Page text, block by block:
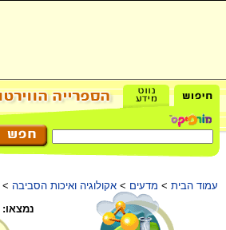
עמוד הבית > מדעים > אקולוגיה ואיכות הסביבה >
נמצאו: